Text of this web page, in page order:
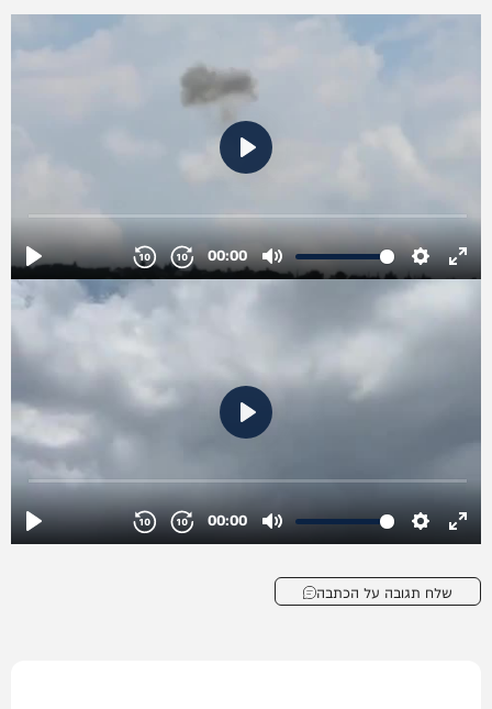
שלח תגובה על הכתבה